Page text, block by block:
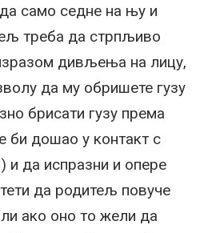
само седне на њу и
треба да стрпљиво
дивљења на лицу,
да му обришете гузу
брисати гузу према
би дошао у контакт с
да испразни и опере
да родитељ повуче
ако оно то жели да